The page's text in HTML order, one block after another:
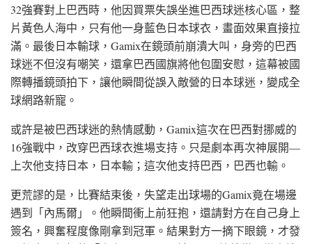
32強賽對上巴西時，他因買票失誤坐進巴西球迷核心區，整
片黃色人海中，只有他一身藍色日本球衣，畫面效果直接拉
滿。最後日本輸球，Gamix在鏡頭前崩潰大叫，身旁的巴西
球迷不但沒有嘲笑，還拿巴西國旗將他包圍安慰，這幕被國
際轉播鏡頭拍下，讓他瞬間從誤入敵營的日本球迷，變成全
球網路新寵。
或許是被巴西球迷的熱情感動，Gamix這次在巴西對挪威的
16強戰中，改穿巴西球衣進場支持。只是劇本再次神展開—
上次他支持日本，日本輸；這次他支持巴西，巴西也輸。
更荒謬的是，比賽結束後，失望走出球場的Gamix竟在場邊
遇到「內馬爾」。他瞬間衝上前狂抱，還請對方在自己身上
簽名，興奮程度像剛拿到冠軍。結果對方一摘下眼鏡，才發